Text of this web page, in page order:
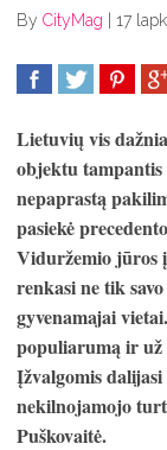
By CityMag 17
Lietuvių vis
objektu tampantis
nepaprastą
pasiekė
Viduržemio jūros
renkasi ne tik
gyvenamajai
populiarumą ir už
Įžvalgomis
nekilnojamojo
Puškovaitė.